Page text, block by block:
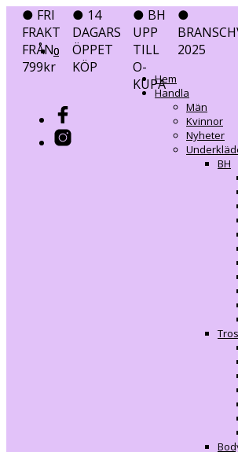
● FRI
FRAKT
FRÅN
799kr
● 14
DAGARS
ÖPPET
KÖP
● BH
UPP
TILL
O-
KUPA
●
2025
0
0
Hem
Handla
Män
Kvinnor
Nyheter
BH